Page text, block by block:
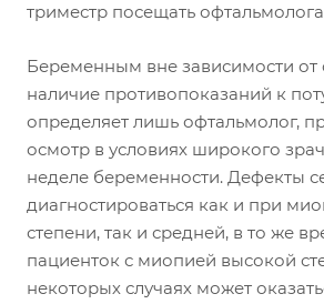
триместр посещать
Беременным вне зависимости от
наличие противопоказаний к
определяет лишь офтальмолог,
осмотр в условиях широкого
неделе беременности. Дефекты
диагностироваться как и при
степени, так и средней, в то же
пациенток с миопией высокой
некоторых случаях может